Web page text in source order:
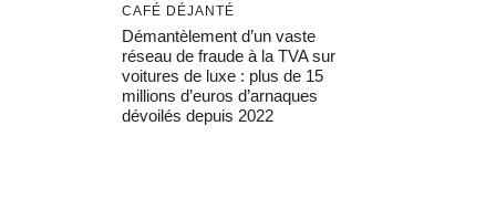
CAFÉ DÉJANTÉ
Démantèlement d’un vaste
réseau de fraude à la TVA sur
voitures de luxe : plus de 15
millions d’euros d’arnaques
dévoilés depuis 2022